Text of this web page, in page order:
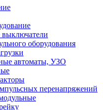
выключатели
оборудования
автоматы, УЗО
перенапряжений